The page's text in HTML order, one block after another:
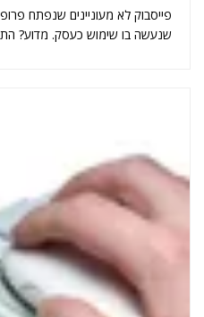
פייסבוק לא מעוניינים שנפתח
שנעשה בו שימוש כעסק. מדוע?